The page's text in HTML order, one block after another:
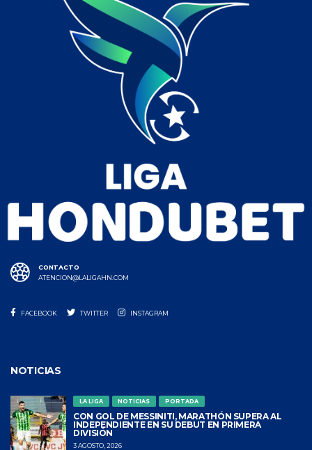
CONTACTO
ATENCION@LALIGAHN.COM
FACEBOOK TWITTER INSTAGRAM
NOTICIAS
LA LIGA NOTICIAS PORTADA
CON GOL DE MESSINITI, MARATHÓN SUPERA AL
INDEPENDIENTE EN SU DEBUT EN PRIMERA
DIVISIÓN
3 AGOSTO, 2026